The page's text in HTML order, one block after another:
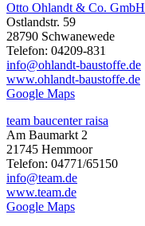
Otto Ohlandt & Co. GmbH
Ostlandstr. 59
28790 Schwanewede
Telefon: 04209-831
info@ohlandt-baustoffe.de
www.ohlandt-baustoffe.de
Google Maps
team baucenter raisa
Am Baumarkt 2
21745 Hemmoor
Telefon: 04771/65150
info@team.de
www.team.de
Google Maps